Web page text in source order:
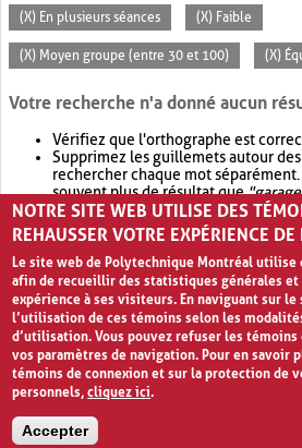
(X) En plusieurs séances (X) Faible
(X) Moyen groupe (entre 30 et 100) (X)
Votre recherche n'a donné aucun
Vérifiez que l'orthographe est
Supprimez les guillemets autour
rechercher chaque mot séparément.
souvent plus de résultat que
Envisagez d'élargir votre recherche
retournera souvent plus de résultat
NOTRE SITE WEB UTILISE DES
REHAUSSER VOTRE EXPÉRIENCE
Le site web de Polytechnique Montréal utilise
afin de recueillir des statistiques générales
expérience à ses visiteurs. En naviguant sur le
l’utilisation de ces témoins selon les
d’utilisation. Vous pouvez refuser les
vos paramètres de navigation. Pour en savoir
témoins de connexion et sur la protection de
personnels,cliquez ici.
Accepter